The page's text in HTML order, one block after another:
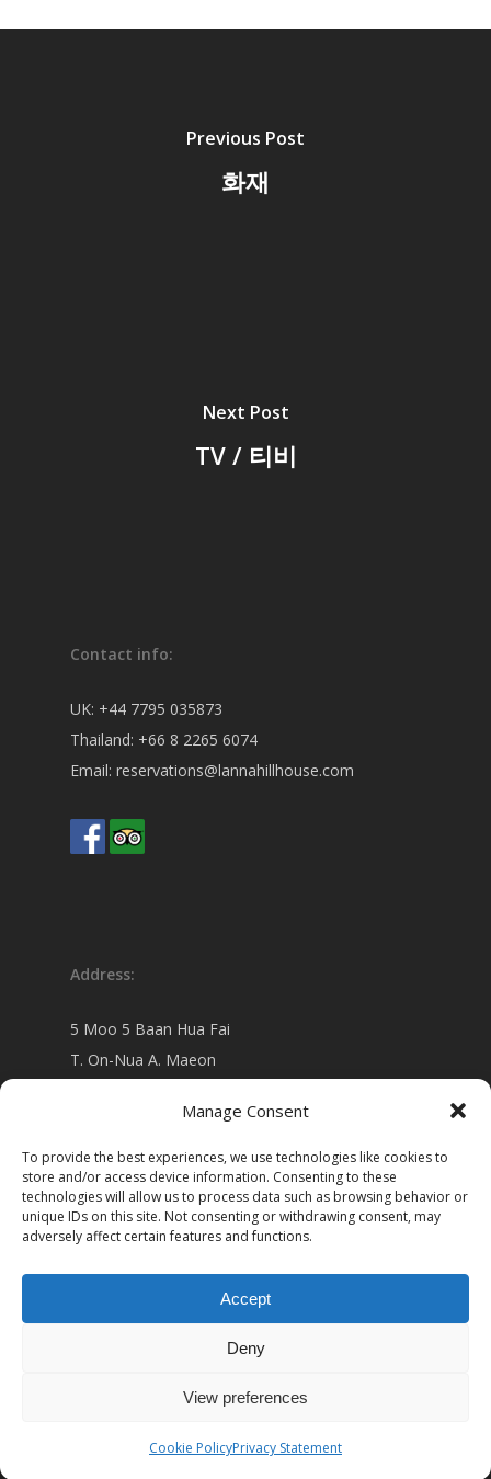
Manage Consent
To provide the best experiences, we use technologies like cookies to
store and/or access device information. Consenting to these
technologies will allow us to process data such as browsing behavior or
unique IDs on this site. Not consenting or withdrawing consent, may
adversely affect certain features and functions.
Accept
Deny
View preferences
Cookie PolicyPrivacy Statement
Previous Post
화재
Next Post
TV / 티비
Contact info:
UK: +44 7795 035873
Thailand: +66 8 2265 6074
Email: reservations@lannahillhouse.com
Address:
5 Moo 5 Baan Hua Fai
T. On-Nua A. Maeon